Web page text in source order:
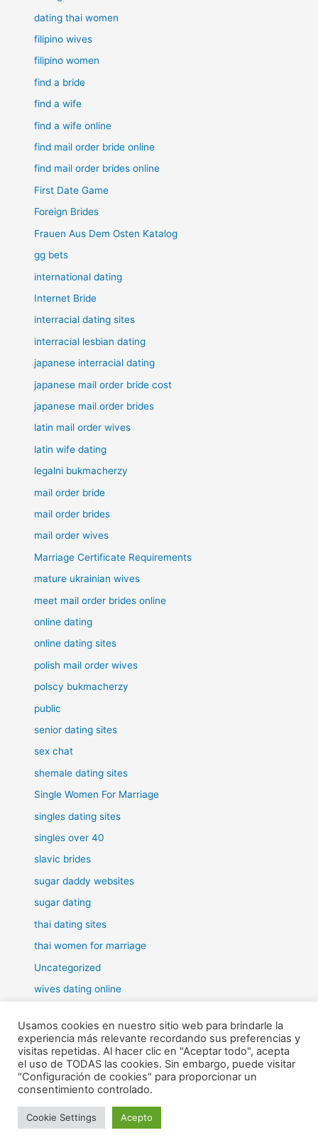
dating thai women
filipino wives
filipino women
find a bride
find a wife
find a wife online
find mail order bride online
find mail order brides online
First Date Game
Foreign Brides
Frauen Aus Dem Osten Katalog
gg bets
international dating
Internet Bride
interracial dating sites
interracial lesbian dating
japanese interracial dating
japanese mail order bride cost
japanese mail order brides
latin mail order wives
latin wife dating
legalni bukmacherzy
mail order bride
mail order brides
mail order wives
Marriage Certificate Requirements
mature ukrainian wives
meet mail order brides online
online dating
online dating sites
polish mail order wives
polscy bukmacherzy
public
senior dating sites
sex chat
shemale dating sites
Single Women For Marriage
singles dating sites
singles over 40
slavic brides
sugar daddy websites
sugar dating
thai dating sites
thai women for marriage
Uncategorized
wives dating online
Todos los derechos © 2026 RHE | Funciona gracias a
Usamos cookies en nuestro sitio web para brindarle la
experiencia más relevante recordando sus preferencias y
visitas repetidas. Al hacer clic en "Aceptar todo", acepta
el uso de TODAS las cookies. Sin embargo, puede visitar
"Configuración de cookies" para proporcionar un
consentimiento controlado.
Cookie Settings Acepto